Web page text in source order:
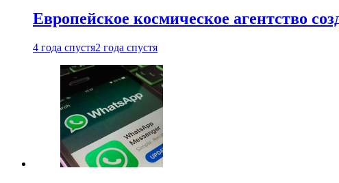
Европейское космическое агентство
4 года спустя2 года спустя